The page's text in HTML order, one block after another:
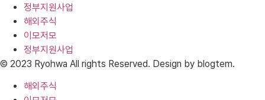
정부지원사업
해외주식
이모저모
정부지원사업
© 2023 Ryohwa All rights Reserved. Design by blogtem.
해외주식